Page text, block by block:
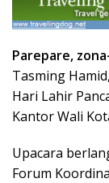
Parepare,
Tasming
Hari Lahir
Kantor Wali
Upacara
Forum